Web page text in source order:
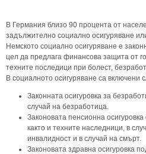
В Германия близо 90 процента от
задължително социално осигуряване
Немското социално осигуряване е
цел да предлага финансова защита от
техните последици при болест,
В социалното осигуряване са включени
Законната осигуровка за
случай на безработица.
Законовата пенсионна
както и техните наследници, в
инвалидност и в случай на смърт.
Законовата здравна осигуровка